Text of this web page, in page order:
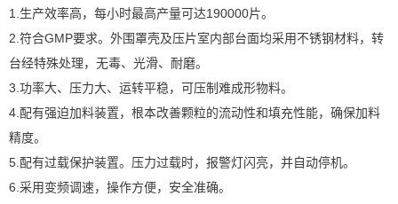
1.生产效率高，每小时最高产量可达190000片。
2.符合GMP要求。外围罩壳及压片室内部台面均采用不锈钢材料，转
台经特殊处理，无毒、光滑、耐磨。
3.功率大、压力大、运转平稳，可压制难成形物料。
4.配有强迫加料装置，根本改善颗粒的流动性和填充性能，确保加料
精度。
5.配有过载保护装置。压力过载时，报警灯闪亮，并自动停机。
6.采用变频调速，操作方便，安全准确。